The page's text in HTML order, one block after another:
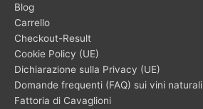
Blog
Carrello
Checkout-Result
Cookie Policy (UE)
Dichiarazione sulla Privacy (UE)
Domande frequenti (FAQ) sui vini naturali
Fattoria di Cavaglioni